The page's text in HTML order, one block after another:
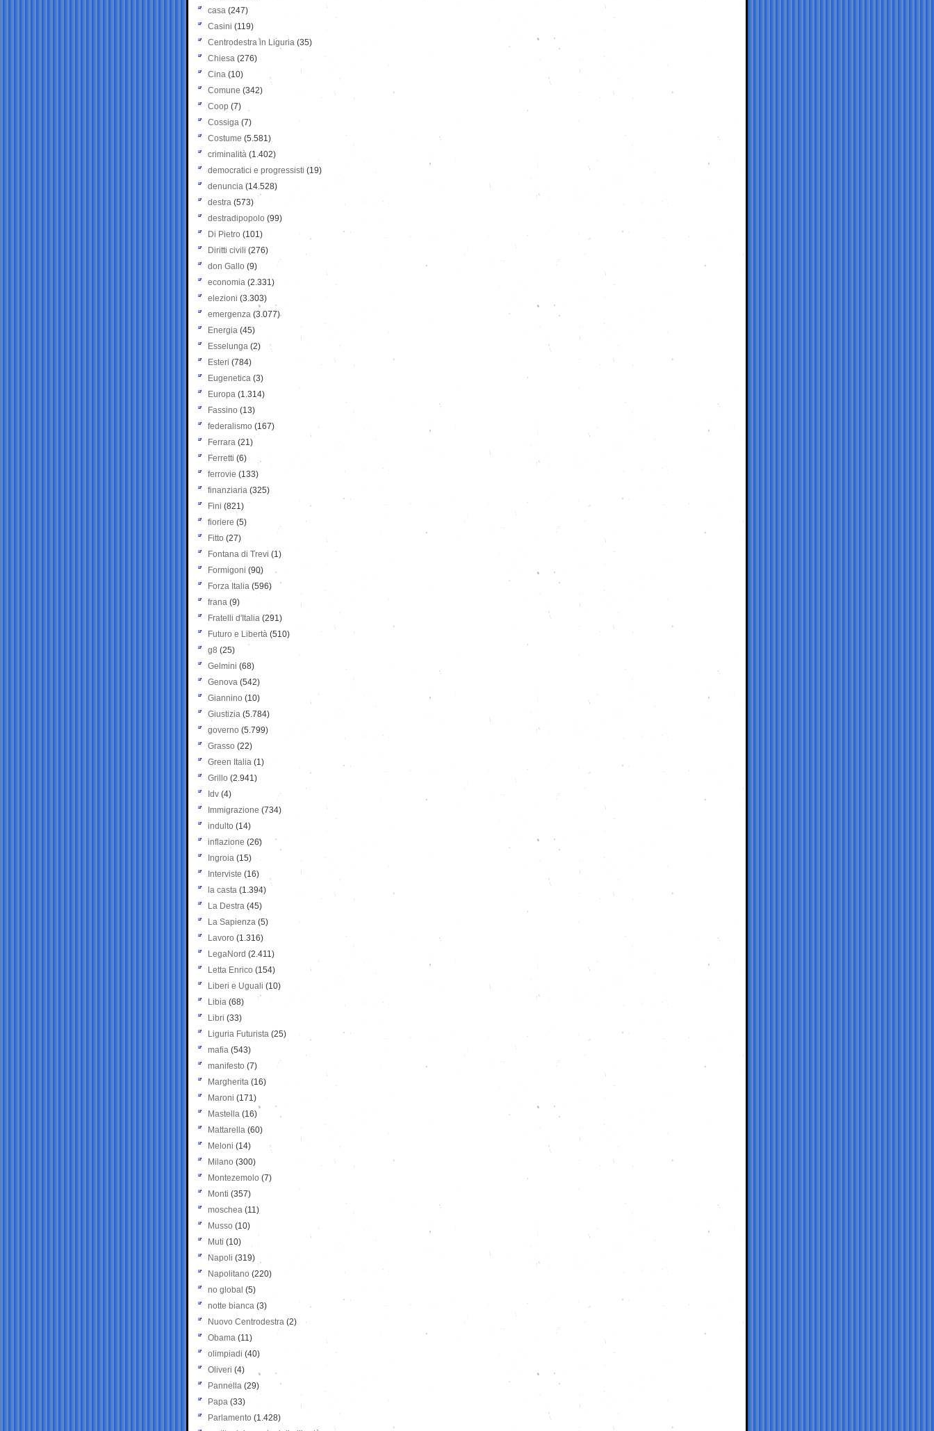
casa (247)
Casini (119)
Centrodestra in Liguria (35)
Chiesa (276)
Cina (10)
Comune (342)
Coop (7)
Cossiga (7)
Costume (5.581)
criminalità (1.402)
democratici e progressisti (19)
denuncia (14.528)
destra (573)
destradipopolo (99)
Di Pietro (101)
Diritti civili (276)
don Gallo (9)
economia (2.331)
elezioni (3.303)
emergenza (3.077)
Energia (45)
Esselunga (2)
Esteri (784)
Eugenetica (3)
Europa (1.314)
Fassino (13)
federalismo (167)
Ferrara (21)
Ferretti (6)
ferrovie (133)
finanziaria (325)
Fini (821)
fioriere (5)
Fitto (27)
Fontana di Trevi (1)
Formigoni (90)
Forza Italia (596)
frana (9)
Fratelli d'Italia (291)
Futuro e Libertà (510)
g8 (25)
Gelmini (68)
Genova (542)
Giannino (10)
Giustizia (5.784)
governo (5.799)
Grasso (22)
Green Italia (1)
Grillo (2.941)
Idv (4)
Immigrazione (734)
indulto (14)
inflazione (26)
Ingroia (15)
Interviste (16)
la casta (1.394)
La Destra (45)
La Sapienza (5)
Lavoro (1.316)
LegaNord (2.411)
Letta Enrico (154)
Liberi e Uguali (10)
Libia (68)
Libri (33)
Liguria Futurista (25)
mafia (543)
manifesto (7)
Margherita (16)
Maroni (171)
Mastella (16)
Mattarella (60)
Meloni (14)
Milano (300)
Montezemolo (7)
Monti (357)
moschea (11)
Musso (10)
Muti (10)
Napoli (319)
Napolitano (220)
no global (5)
notte bianca (3)
Nuovo Centrodestra (2)
Obama (11)
olimpiadi (40)
Oliveri (4)
Pannella (29)
Papa (33)
Parlamento (1.428)